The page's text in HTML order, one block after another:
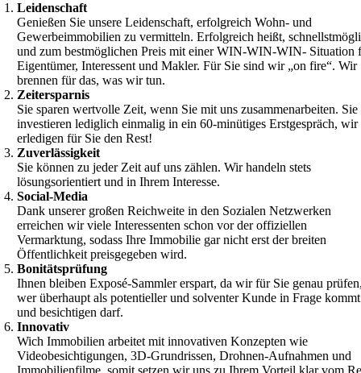
Leidenschaft
Genießen Sie unsere Leidenschaft, erfolgreich Wohn- und
Gewerbeimmobilien zu vermitteln. Erfolgreich heißt,
und zum bestmöglichen Preis mit einer WIN-WIN-WIN- Situation
Eigentümer, Interessent und Makler. Für Sie sind wir „on fire“. Wir
brennen für das, was wir tun.
Zeitersparnis
Sie sparen wertvolle Zeit, wenn Sie mit uns zusammenarbeiten. Sie
investieren lediglich einmalig in ein 60-minütiges Erstgespräch, wir
erledigen für Sie den Rest!
Zuverlässigkeit
Sie können zu jeder Zeit auf uns zählen. Wir handeln stets
lösungsorientiert und in Ihrem Interesse.
Social-Media
Dank unserer großen Reichweite in den Sozialen Netzwerken
erreichen wir viele Interessenten schon vor der offiziellen
Vermarktung, sodass Ihre Immobilie gar nicht erst der breiten
Öffentlichkeit preisgegeben wird.
Bonitätsprüfung
Ihnen bleiben Exposé-Sammler erspart, da wir für Sie genau
wer überhaupt als potentieller und solventer Kunde in Frage kommt
und besichtigen darf.
Innovativ
Wich Immobilien arbeitet mit innovativen Konzepten wie
Videobesichtigungen, 3D-Grundrissen, Drohnen-Aufnahmen und